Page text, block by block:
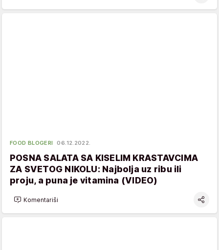
FOOD BLOGERI 06.12.2022.
POSNA SALATA SA KISELIM KRASTAVCIMA
ZA SVETOG NIKOLU: Najbolja uz ribu ili
proju, a puna je vitamina (VIDEO)
Komentariši